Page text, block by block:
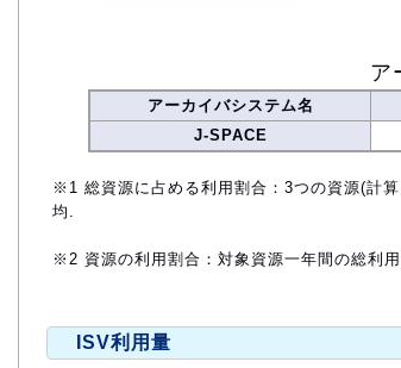
ア
アーカイバシステム名
J-SPACE
※1 総資源に占める利用割合：3つの資源(計
均.
※2 資源の利用割合：対象資源一年間の総利
ISV利用量